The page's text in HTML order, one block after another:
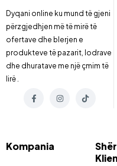
Dyqani online ku mund të gjeni
përzgjedhjen më të mirë të
ofertave dhe blerjen e
produkteve të pazarit, lodrave
dhe dhuratave me një çmim të
lirë .
Kompania